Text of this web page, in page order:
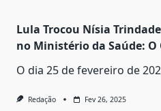
Lula Trocou Nísia
no Ministério da Saúde: O
O dia 25 de fevereiro de
Redação Fev 26, 2025